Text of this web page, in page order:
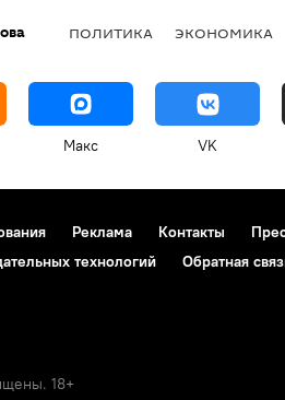
ПОЛИТИКА ЭКОНОМИКА
Макс VK
Реклама Контакты
технологий
Обратная
18+